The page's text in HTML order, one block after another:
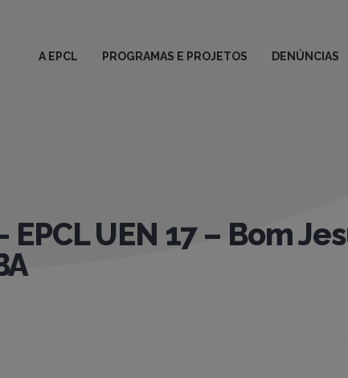
A EPCL PROGRAMAS E PROJETOS DENÚNCIAS
UEN 17 – Bom